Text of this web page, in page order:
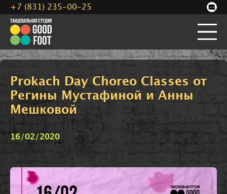
Prokach Day Choreo Classes от
Регины Мустафиной и Анны
Мешковой
16/02/2020
+7 (831) 235-00-25